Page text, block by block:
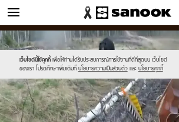
ข่าว
เว็บไซต์นี้ใช้คุกกี้ เพื่อให้ท่านได้รับประสบการณ์การใช้งานที่ดีที่สุดบน เว็บไซต์
ของเรา โปรดศึกษาเพิ่มเติมที่ นโยบายความเป็นส่วนตัว และ นโยบายคุกกี้
Sanook
//s.isanook.com/sr/0/images/logo-
new-
sanook.png
600
60
//s.isanook.com/ns/0/ud/448/2241926/